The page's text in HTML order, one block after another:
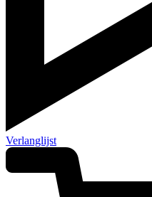
Verlanglijst